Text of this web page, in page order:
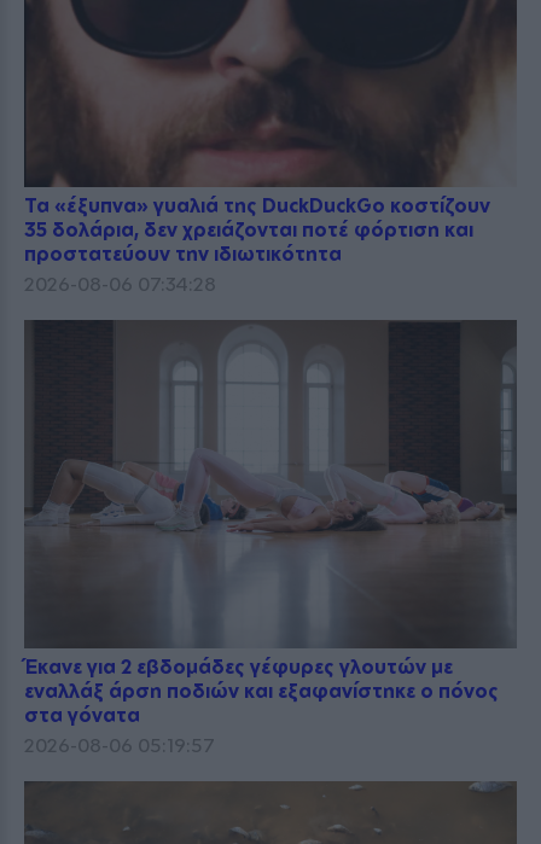
Τα «έξυπνα» γυαλιά της DuckDuckGo κοστίζουν
35 δολάρια, δεν χρειάζονται ποτέ φόρτιση και
προστατεύουν την ιδιωτικότητα
2026-08-06 07:34:28
Έκανε για 2 εβδομάδες γέφυρες γλουτών με
εναλλάξ άρση ποδιών και εξαφανίστηκε ο πόνος
στα γόνατα
2026-08-06 05:19:57